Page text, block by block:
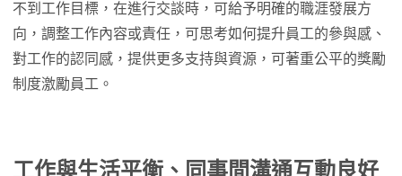
不到工作目標，在進行交談時，可給予明確的職涯發展方
向，調整工作內容或責任，可思考如何提升員工的參與感、
對工作的認同感，提供更多支持與資源，可著重公平的獎勵
制度激勵員工。
工作與生活平衡、同事間溝通互動良好